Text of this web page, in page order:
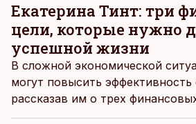
Екатерина Тинт: три
цели, которые нужно
успешной жизни
В сложной экономической
могут повысить эффективность
рассказав им о трех
финансовый тренер Екатерина